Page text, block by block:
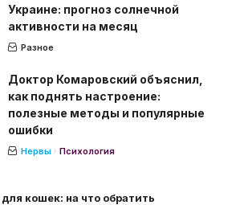
Украине: прогноз солнечной
активности на месяц
Разное
Доктор Комаровский объяснил,
как поднять настроение:
полезные методы и популярные
ошибки
Нервы Психология
кошек: на что обратить